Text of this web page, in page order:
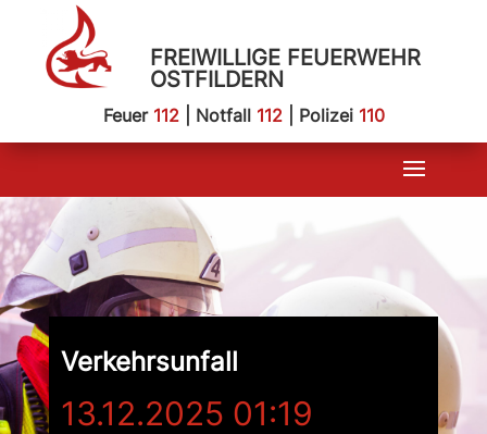
FREIWILLIGE FEUERWEHR
OSTFILDERN
Feuer 112| Notfall 112| Polizei 110
Verkehrsunfall
13.12.2025 01:19